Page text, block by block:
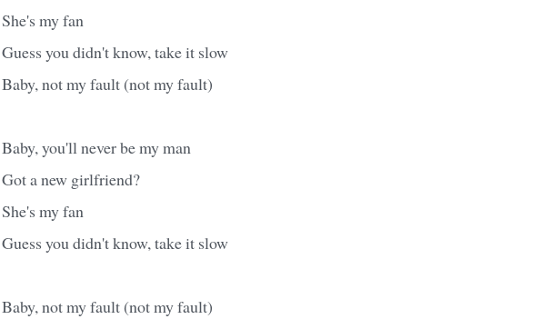
She's my fan
Guess you didn't know, take it slow
Baby, not my fault (not my fault)
Baby, you'll never be my man
Got a new girlfriend?
She's my fan
Guess you didn't know, take it slow
Baby, not my fault (not my fault)